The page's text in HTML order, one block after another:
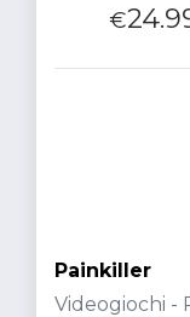
€
Painkiller
Videogiochi -